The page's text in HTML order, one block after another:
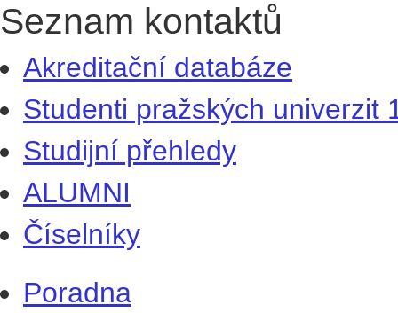
Seznam kontaktů
Akreditační databáze
Studenti pražských univerzit
Studijní přehledy
ALUMNI
Číselníky
Poradna